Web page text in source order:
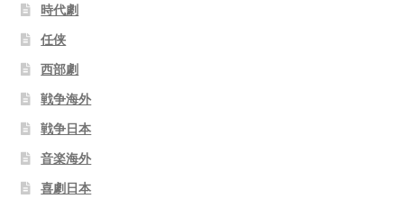
時代劇
任侠
西部劇
戦争海外
戦争日本
音楽海外
喜劇日本